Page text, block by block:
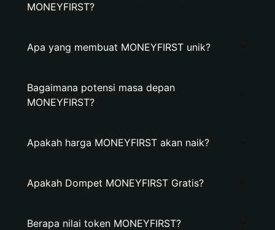
MONEYFIRST?
Apa yang membuat MONEYFIRST unik?
Bagaimana potensi masa depan
MONEYFIRST?
Apakah harga MONEYFIRST akan naik?
Apakah Dompet MONEYFIRST Gratis?
Berapa nilai token MONEYFIRST?